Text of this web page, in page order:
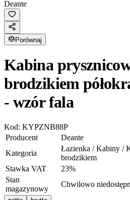
Deante
Porównaj
Kabina
brodzikiem
- wzór fala
Kod: KYPZNB88P
Producent
Deante
Kategoria
Łazienka / Kabiny /
brodzikiem
Stawka VAT
23%
Stan
magazynowy
Chwilowo